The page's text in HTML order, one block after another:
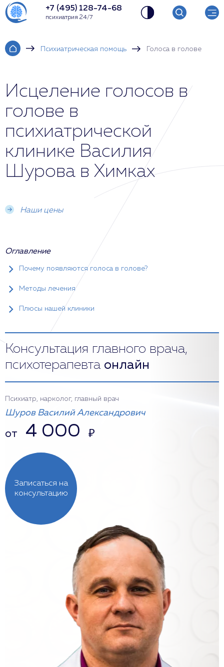
+7 (495) 128-74-68
психиатрия 24/7
Психиатрическая помощь Голоса в голове
Исцеление голосов в
голове в
психиатрической
клинике Василия
Шурова в Химках
Наши цены
Оглавление
Почему появляются голоса в голове?
Методы лечения
Плюсы нашей клиники
Консультация главного врача,
психотерапевта онлайн
Записаться на
консультацию
Психиатр, нарколог, главный врач
Шуров Василий Александрович
от 4 000 ₽